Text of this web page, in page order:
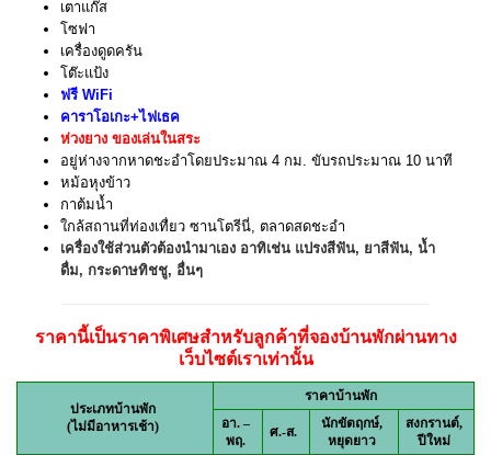
เตาแก๊ส
โซฟา
เครื่องดูดครัน
โต๊ะแป้ง
ฟรี WiFi
คาราโอเกะ+ไฟเธค
ห่วงยาง ของเล่นในสระ
อยู่ห่างจากหาดชะอำโดยประมาณ 4 กม. ขับรถประมาณ 10 นาที
หม้อหุงข้าว
กาต้มน้ำ
ใกล้สถานที่ท่องเทื่ยว ซานโตรีนี่, ตลาดสดชะอำ
เครื่องใช้ส่วนตัวต้องนำมาเอง อาทิเช่น แปรงสีฟัน, ยาสีฟัน, น้ำ
ดื่ม, กระดาษทิชชู, อื่นๆ
ราคานี้เป็นราคาพิเศษสำหรับลูกค้าที่จองบ้านพักผ่านทาง
เว็บไซต์เราเท่านั้น
ประเภทบ้านพัก
(ไม่มีอาหารเช้า)
ราคาบ้านพัก
อา. –
พฤ.
ศ.-ส.
นักขัตฤกษ์,
หยุดยาว
สงกรานต์,
ปีใหม่